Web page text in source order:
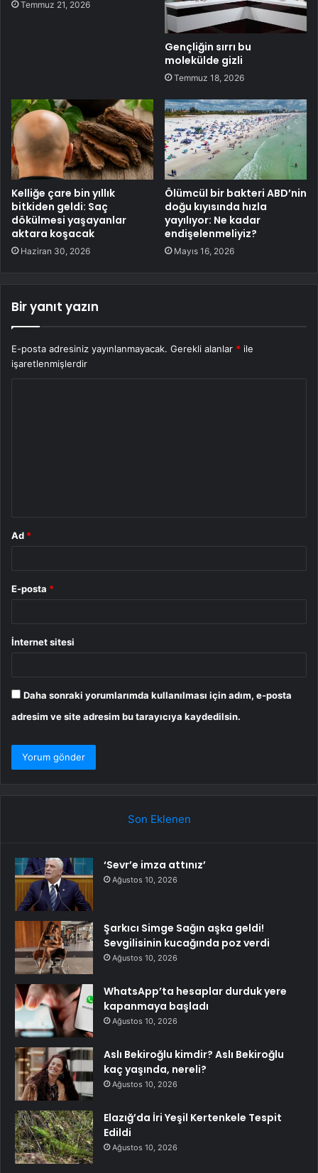
Temmuz 21, 2026
Gençliğin sırrı bu
molekülde gizli
Temmuz 18, 2026
Kelliğe çare bin yıllık
bitkiden geldi: Saç
dökülmesi yaşayanlar
aktara koşacak
Haziran 30, 2026
Ölümcül bir bakteri ABD’nin
doğu kıyısında hızla
yayılıyor: Ne kadar
endişelenmeliyiz?
Mayıs 16, 2026
Bir yanıt yazın
E-posta adresiniz yayınlanmayacak. Gerekli alanlar * ile
işaretlenmişlerdir
Ad *
E-posta *
İnternet sitesi
Daha sonraki yorumlarımda kullanılması için adım, e-posta
adresim ve site adresim bu tarayıcıya kaydedilsin.
Son Eklenen
‘Sevr’e imza attınız’
Ağustos 10, 2026
Şarkıcı Simge Sağın aşka geldi!
Sevgilisinin kucağında poz verdi
Ağustos 10, 2026
WhatsApp’ta hesaplar durduk yere
kapanmaya başladı
Ağustos 10, 2026
Aslı Bekiroğlu kimdir? Aslı Bekiroğlu
kaç yaşında, nereli?
Ağustos 10, 2026
Elazığ’da İri Yeşil Kertenkele Tespit
Edildi
Ağustos 10, 2026